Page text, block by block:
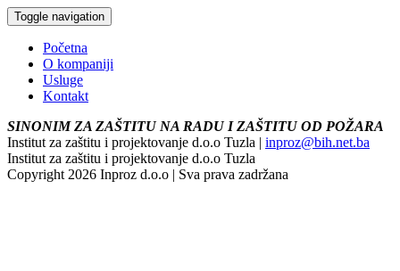
Toggle navigation
Početna
O kompaniji
Usluge
Kontakt
SINONIM ZA ZAŠTITU NA RADU I ZAŠTITU OD POŽARA
Institut za zaštitu i projektovanje d.o.o Tuzla | inproz@bih.net.ba
Institut za zaštitu i projektovanje d.o.o Tuzla
Copyright 2026 Inproz d.o.o | Sva prava zadržana